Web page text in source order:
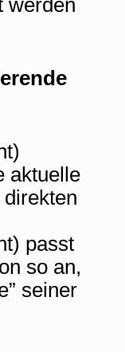
werden
aktuelle
passt
so an,
seiner